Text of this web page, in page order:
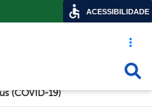
Acesso
(COVID-19)
ACESSIBILIDADE